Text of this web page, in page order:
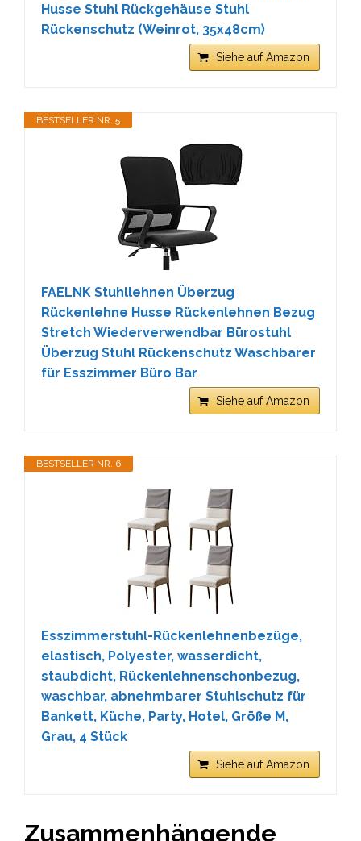
Husse Stuhl Rückgehäuse Stuhl
Rückenschutz (Weinrot, 35x48cm)
Siehe auf Amazon
BESTSELLER NR. 5
FAELNK Stuhllehnen Überzug
Rückenlehne Husse Rückenlehnen Bezug
Stretch Wiederverwendbar Bürostuhl
Überzug Stuhl Rückenschutz Waschbarer
für Esszimmer Büro Bar
Siehe auf Amazon
BESTSELLER NR. 6
Esszimmerstuhl-Rückenlehnenbezüge,
elastisch, Polyester, wasserdicht,
staubdicht, Rückenlehnenschonbezug,
waschbar, abnehmbarer Stuhlschutz für
Bankett, Küche, Party, Hotel, Größe M,
Grau, 4 Stück
Siehe auf Amazon
Zusammenhängende